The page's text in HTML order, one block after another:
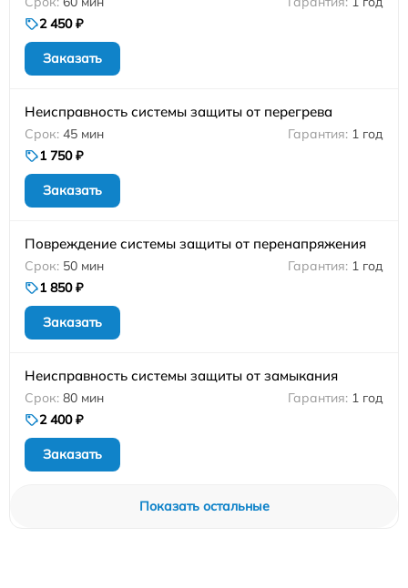
2 450 ₽
Заказать
Неисправность системы защиты от перегрева
45 мин
1 год
1 750 ₽
Заказать
Повреждение системы защиты от перенапряжения
50 мин
1 год
1 850 ₽
Заказать
Неисправность системы защиты от замыкания
80 мин
1 год
2 400 ₽
Заказать
Показать остальные